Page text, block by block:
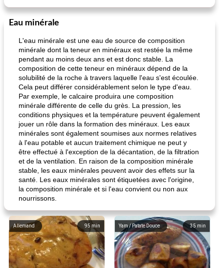
Eau minérale
L'eau minérale est une eau de source de composition
minérale dont la teneur en minéraux est restée la même
pendant au moins deux ans et est donc stable. La
composition de cette teneur en minéraux dépend de la
solubilité de la roche à travers laquelle l'eau s'est écoulée.
Cela peut différer considérablement selon le type d'eau.
Par exemple, le calcaire produira une composition
minérale différente de celle du grès. La pression, les
conditions physiques et la température peuvent également
jouer un rôle dans la formation des minéraux. Les eaux
minérales sont également soumises aux normes relatives
à l'eau potable et aucun traitement chimique ne peut y
être effectué à l'exception de la décantation, de la filtration
et de la ventilation. En raison de la composition minérale
stable, les eaux minérales peuvent avoir des effets sur la
santé. Les eaux minérales sont étiquetées avec l'origine,
la composition minérale et si l'eau convient ou non aux
nourrissons.
95 min
Allemand 35 min
Yam / Patate Douce